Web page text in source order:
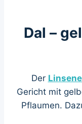
Dal –
Der
Gericht mit
Pflaumen.